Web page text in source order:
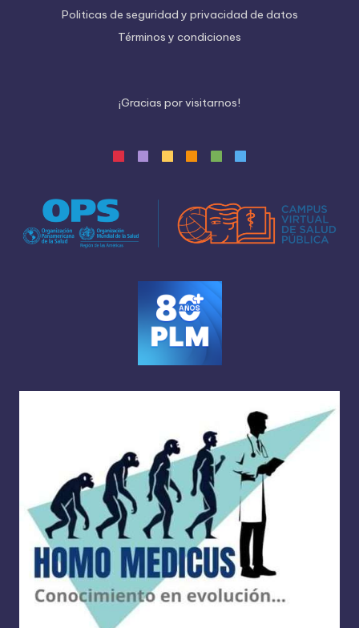
Politicas de seguridad y privacidad de datos
Términos y condiciones
¡Gracias porvisitarnos!